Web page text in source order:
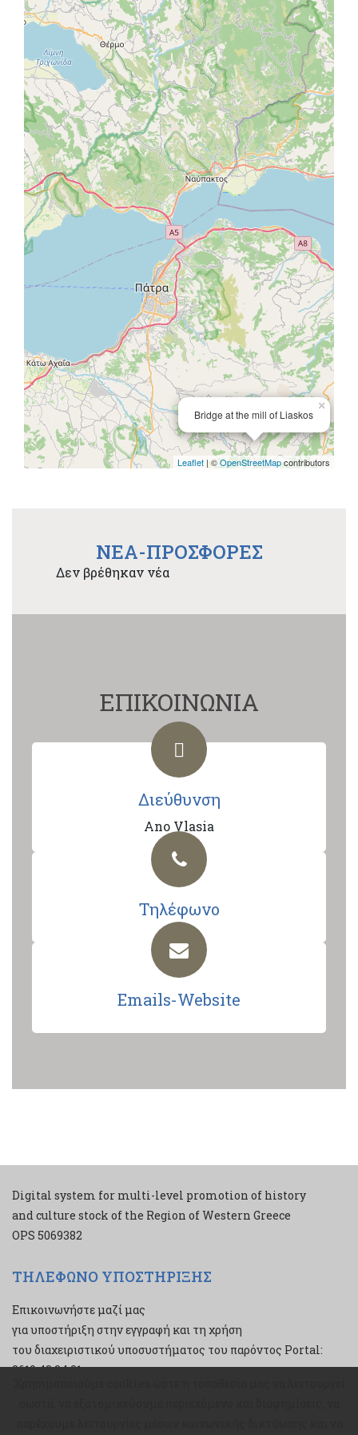
Bridge at the mill of Liaskos
×
Leaflet | ©OpenStreetMapcontributors
NEA-ΠΡΟΣΦΟΡΕΣ
Δεν βρέθηκαν νέα
ΕΠΙΚΟΙΝΩΝΙΑ
Διεύθυνση
Ano Vlasia
Τηλέφωνο
Emails-Website
Digital system for multi-level promotion of history
and culture stock of the Region of Western Greece
ΟPS 5069382
ΤΗΛΕΦΩΝΟ ΥΠΟΣΤΗΡΙΞΗΣ
Επικοινωνήστε μαζί μας
για υποστήριξη στην εγγραφή και τη χρήση
του διαχειριστικού υποσυστήματος του παρόντος Portal:
2610 43 34 21